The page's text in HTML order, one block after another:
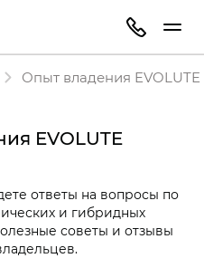
Опыт владения EVOLUTE
EVOLUTE
ответы на вопросы по
и гибридных
советы и отзывы